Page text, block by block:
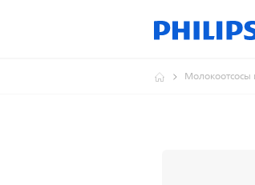
Молокоотсосы